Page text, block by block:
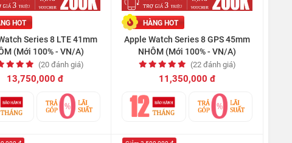
HOT
Series 8 LTE 41mm
(Mới 100% - VN/A)
(20 đánh giá)
13,750,000 đ
HÀNG HOT
Apple Watch Series 8 GPS 45mm
NHÔM (Mới 100% - VN/A)
(22 đánh giá)
11,350,000 đ